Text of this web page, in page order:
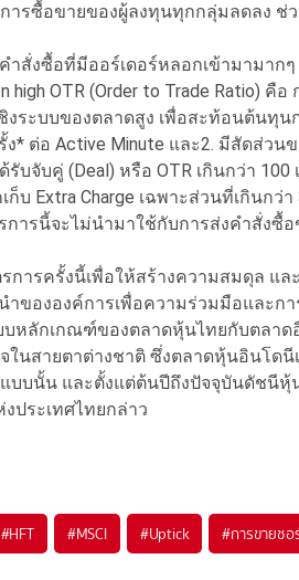
รซื้อขายของผู้ลงทุนทุกกลุ่มลดลง ช่
ำสั่งซื้อที่มีออร์เดอร์หลอกเข้ามามาก
high OTR (Order to Trade Ratio)
ชิงระบบของตลาดสูง เพื่อสะท้อนต้นทุ
* ต่อ Active Minute และ2. มีสัดส่วน
รับจับคู่ (Deal) หรือ OTR เกินกว่า
บ Extra Charge เฉพาะส่วนที่เกินกว่
การนี้จะไม่นำมาใช้กับการส่งคำสั่งซื้อ
การครั้งนี้เพื่อให้สร้างความสมดุล แล
ำขององค์การเพื่อความร่วมมือและกา
ยบหลักเกณฑ์ของตลาดหุ้นไทยกับตลา
ในสายตาต่างชาติ ซึ่งตลาดหุ้นอินโดนี
แบบนั้น และตั้งแต่ต้นปีถึงปัจจุบันดัชนี
ประเทศไทยกล่าว
#HFT #MSCI #Uptick #การขายชอ